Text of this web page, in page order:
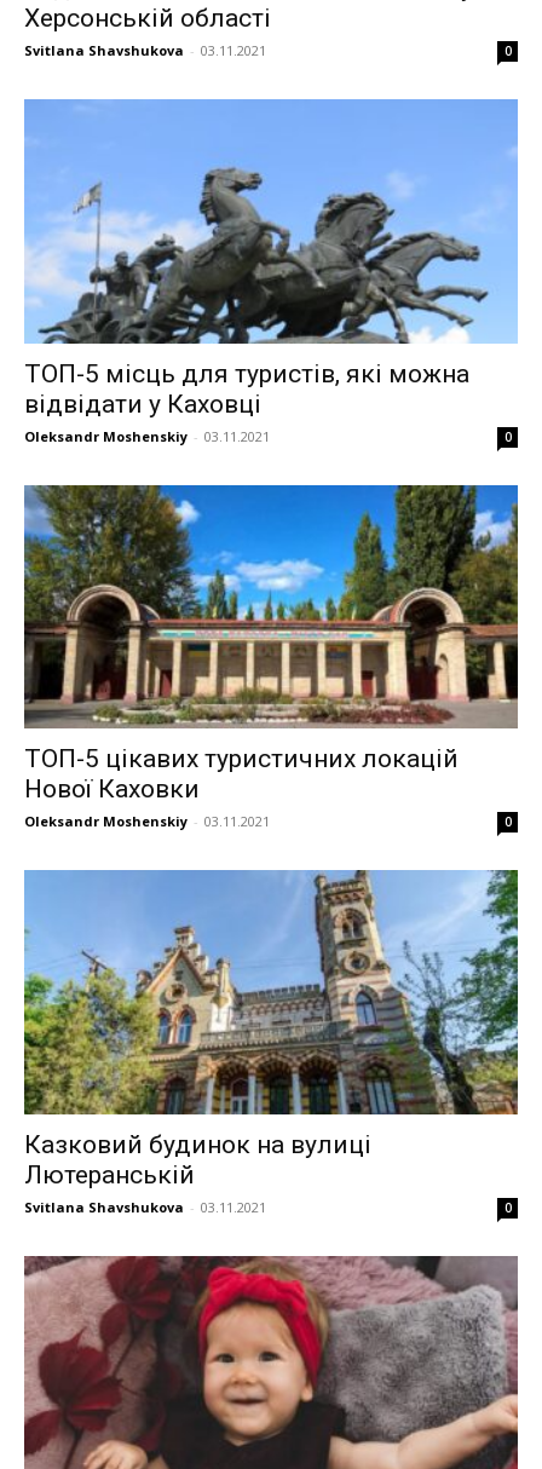
Херсонській області
Svitlana Shavshukova - 03.11.2021 0
ТОП-5 місць для туристів, які можна
відвідати у Каховці
Oleksandr Moshenskiy - 03.11.2021 0
ТОП-5 цікавих туристичних локацій
Нової Каховки
Oleksandr Moshenskiy - 03.11.2021 0
Казковий будинок на вулиці
Лютеранській
Svitlana Shavshukova - 03.11.2021 0